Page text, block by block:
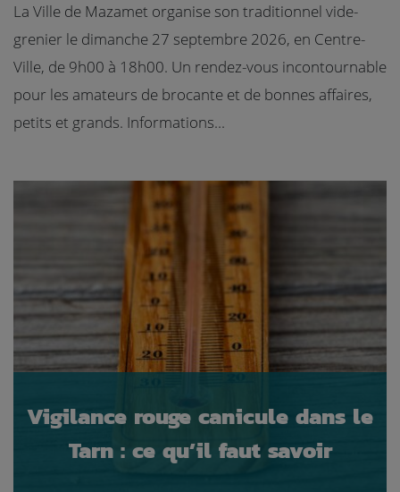
La Ville de Mazamet organise son traditionnel vide-
grenier le dimanche 27 septembre 2026, en Centre-
Ville, de 9h00 à 18h00. Un rendez-vous incontournable
pour les amateurs de brocante et de bonnes affaires,
petits et grands. Informations...
Vigilance rouge canicule dans le
Tarn : ce qu’il faut savoir